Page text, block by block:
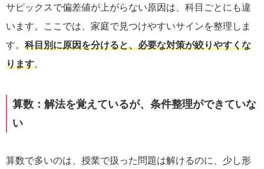
サピックスで偏差値が上がらない原因は、科目ごとにも違
います。ここでは、家庭で見つけやすいサインを整理しま
す。 科目別に原因を分けると、必要な対策が絞りやすくな
ります。
算数：解法を覚えているが、条件整理ができていな
い
算数で多いのは、授業で扱った問題は解けるのに、少し形